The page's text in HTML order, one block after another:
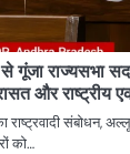
गूंजा राज्यसभा
और राष्ट्रीय
राष्ट्रवादी संबोधन,
को…